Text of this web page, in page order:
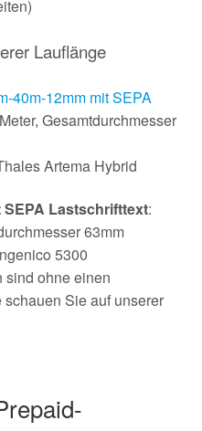
Lauflänge
40m-12mm mit SEPA
Gesamtdurchmesser
Artema Hybrid
SEPA Lastschrifttext:
63mm
5300
sind ohne einen
schauen Sie auf unserer